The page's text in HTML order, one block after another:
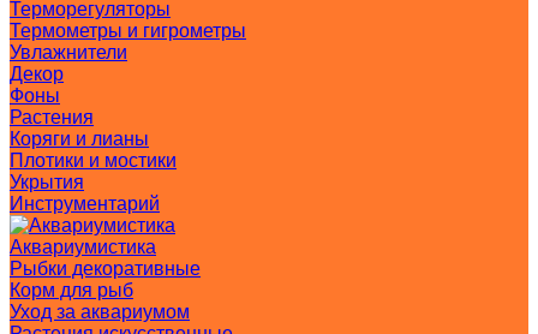
Терморегуляторы
Термометры и гигрометры
Увлажнители
Декор
Фоны
Растения
Коряги и лианы
Плотики и мостики
Укрытия
Инструментарий
Аквариумистика
Рыбки декоративные
Корм для рыб
Уход за аквариумом